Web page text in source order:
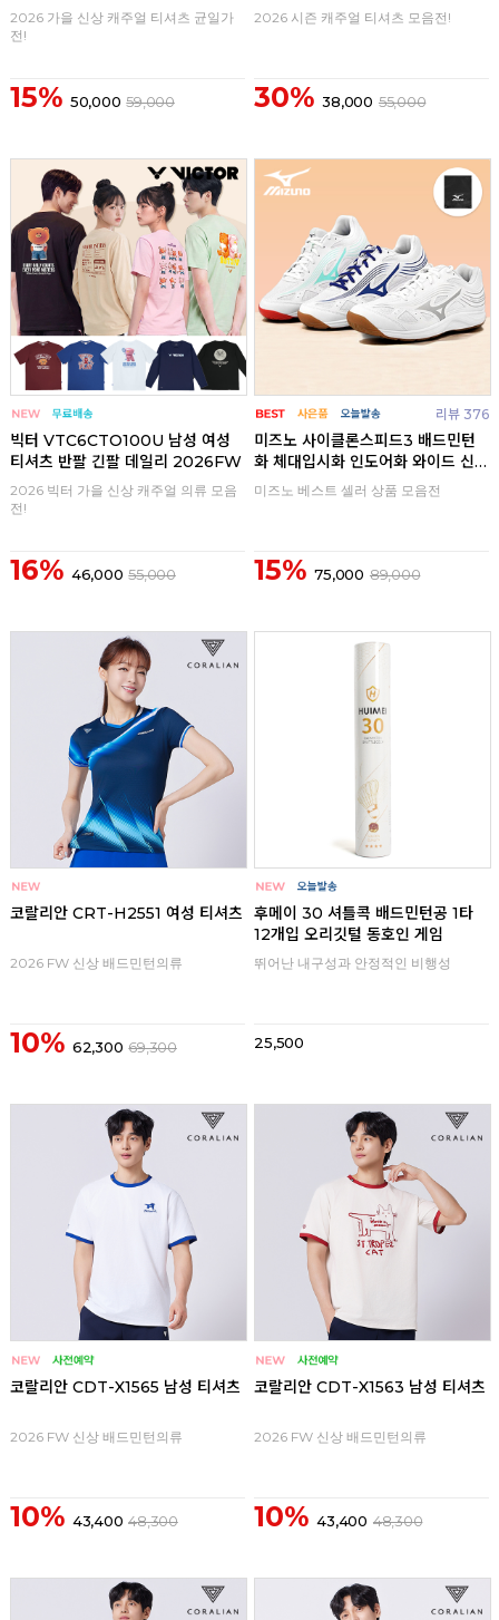
2026 가을 신상 캐주얼 티셔츠 균일가
전!
15% 50,000 59,000
2026 시즌 캐주얼 티셔츠 모음전!
30% 38,000 55,000
빅터 VTC6CTO100U 남성 여성
티셔츠 반팔 긴팔 데일리 2026FW
2026 빅터 가을 신상 캐주얼 의류 모음
전!
16% 46,000 55,000
리뷰 376
미즈노 사이클론스피드3 배드민턴
화 체대입시화 인도어화 와이드 신
발
미즈노 베스트 셀러 상품 모음전
15% 75,000 89,000
코랄리안 CRT-H2551 여성 티셔츠
2026 FW 신상 배드민턴의류
10% 62,300 69,300
후메이 30 셔틀콕 배드민턴공 1타
12개입 오리깃털 동호인 게임
뛰어난 내구성과 안정적인 비행성
25,500
코랄리안 CDT-X1565 남성 티셔츠
2026 FW 신상 배드민턴의류
10% 43,400 48,300
코랄리안 CDT-X1563 남성 티셔츠
2026 FW 신상 배드민턴의류
10% 43,400 48,300